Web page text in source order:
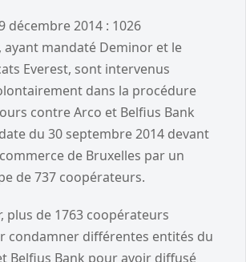
décembre 2014 : 1026
mandaté Deminor et le
Everest, sont intervenus
dans la procédure
contre Arco et Belfius Bank
du 30 septembre 2014 devant
de Bruxelles par un
de 737 coopérateurs.
plus de 1763 coopérateurs
condamner différentes entités du
Belfius Bank pour avoir diffusé